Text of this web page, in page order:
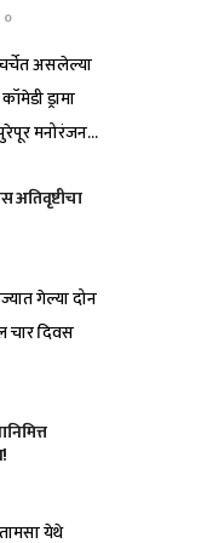
0
असलेल्या
ड्रामा
मनोरंजन...
अतिवृष्टीचा
गेल्या दोन
चार दिवस
येथे